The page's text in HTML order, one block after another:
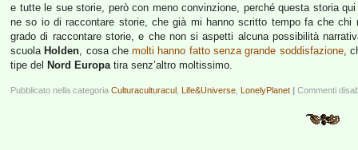
e tutte le sue storie, però con meno convinzione, perché questa storia
ne so io di raccontare storie, che già mi hanno scritto tempo fa che
grado di raccontare storie, e che non si aspetti alcuna possibilità
scuola Holden, cosa chemolti hanno fatto senza grande soddisfazione,
tipe del Nord Europatira senz’altro moltissimo.
Pubblicato nella categoria Culturaculturacul Life&Universe LonelyPlanet | Commenti